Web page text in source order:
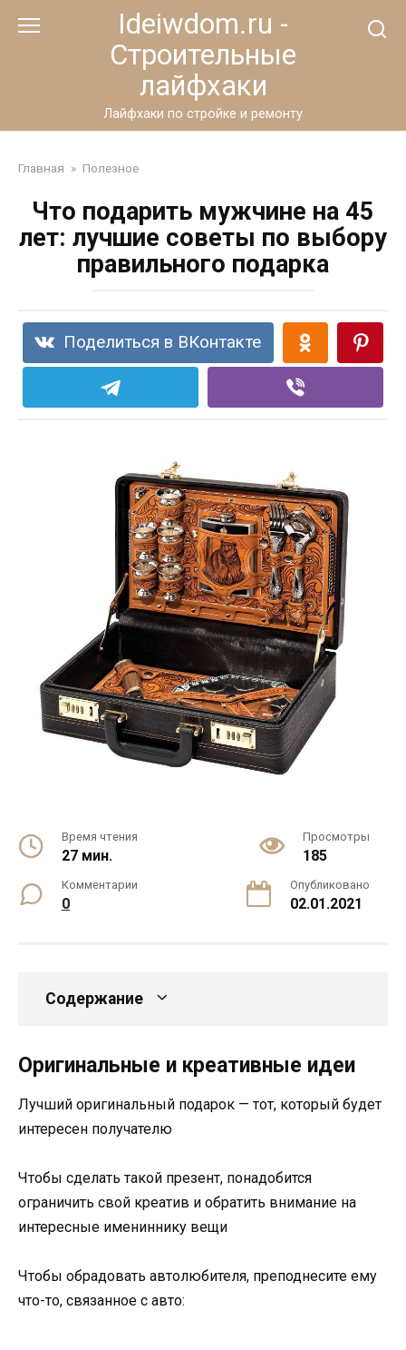
Ideiwdom.ru -
Строительные
лайфхаки
Лайфхаки по стройке и ремонту
Главная » Полезное
Что подарить мужчине на 45
лет: лучшие советы по выбору
правильного подарка
Поделиться в ВКонтакте
Время чтения
27 мин.
Просмотры
185
Комментарии
0
Опубликовано
02.01.2021
Содержание
Оригинальные и креативные идеи
Лучший оригинальный подарок — тот, который будет
интересен получателю
Чтобы сделать такой презент, понадобится
ограничить свой креатив и обратить внимание на
интересные имениннику вещи
Чтобы обрадовать автолюбителя, преподнесите ему
что-то, связанное с авто: